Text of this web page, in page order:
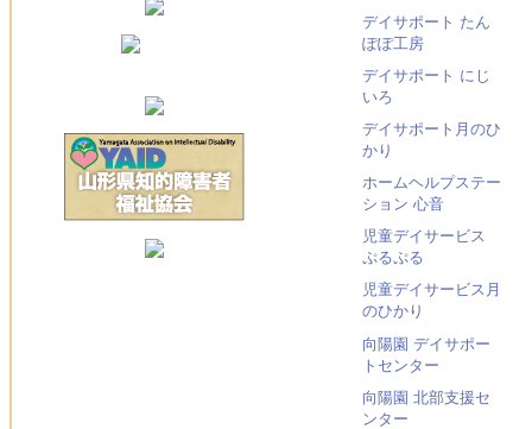
デイサポート たん
ぽぽ工房
デイサポート にじ
いろ
デイサポート月のひ
かり
ホームヘルプステー
ション 心音
児童デイサービス
ぷるぷる
児童デイサービス月
のひかり
向陽園 デイサポー
トセンター
向陽園 北部支援セ
ンター